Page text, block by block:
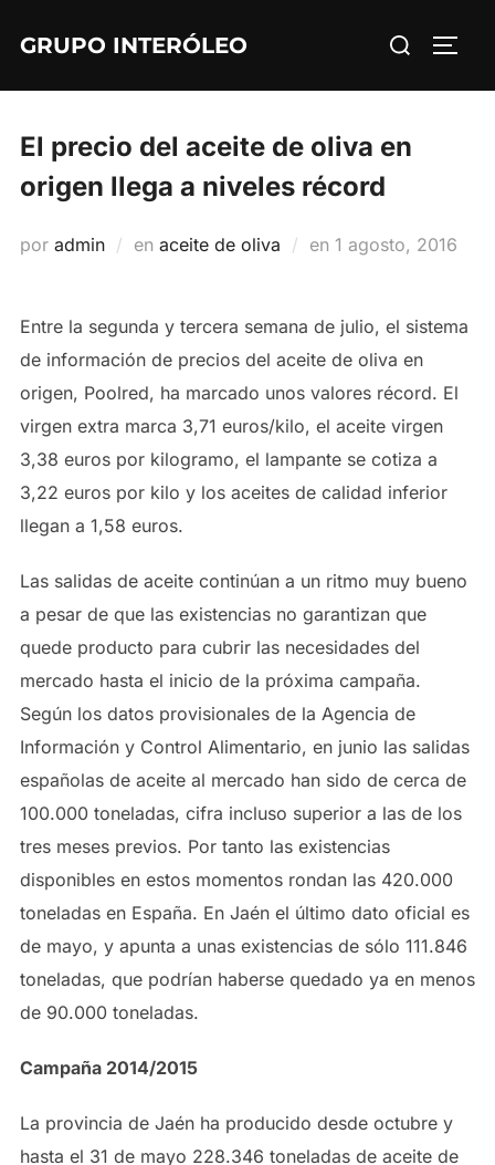
GRUPO INTERÓLEO Buscar:
El precio del aceite de oliva en
origen llega a niveles récord
por admin en aceite de oliva en Publicado
1 agosto, 2016
Entre la segunda y tercera semana de julio, el sistema
de información de precios del aceite de oliva en
origen, Poolred, ha marcado unos valores récord. El
virgen extra marca 3,71 euros/kilo, el aceite virgen
3,38 euros por kilogramo, el lampante se cotiza a
3,22 euros por kilo y los aceites de calidad inferior
llegan a 1,58 euros.
Las salidas de aceite continúan a un ritmo muy bueno
a pesar de que las existencias no garantizan que
quede producto para cubrir las necesidades del
mercado hasta el inicio de la próxima campaña.
Según los datos provisionales de la Agencia de
Información y Control Alimentario, en junio las salidas
españolas de aceite al mercado han sido de cerca de
100.000 toneladas, cifra incluso superior a las de los
tres meses previos. Por tanto las existencias
disponibles en estos momentos rondan las 420.000
toneladas en España. En Jaén el último dato oficial es
de mayo, y apunta a unas existencias de sólo 111.846
toneladas, que podrían haberse quedado ya en menos
de 90.000 toneladas.
Campaña 2014/2015
La provincia de Jaén ha producido desde octubre y
hasta el 31 de mayo 228.346 toneladas de aceite de